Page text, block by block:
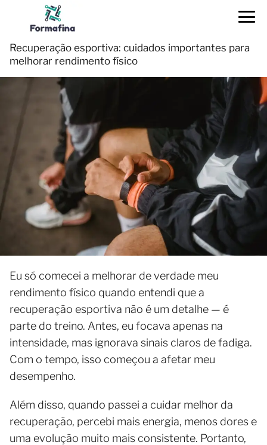
Recuperação esportiva: cuidados importantes para
melhorar rendimento físico
Eu só comecei a melhorar de verdade meu
rendimento físico quando entendi que a
recuperação esportiva não é um detalhe — é
parte do treino. Antes, eu focava apenas na
intensidade, mas ignorava sinais claros de fadiga.
Com o tempo, isso começou a afetar meu
desempenho.
Além disso, quando passei a cuidar melhor da
recuperação, percebi mais energia, menos dores e
uma evolução muito mais consistente. Portanto,